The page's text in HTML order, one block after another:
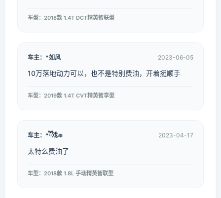
车型：2018款 1.4T DCT精英智联型
车主：*如风 2023-06-05
10万落地动力可以，也不是特别费油，开着挺顺手
车型：2019款 1.4T CVT精英智享型
车主：*ཽ戏ঞ 2023-04-17
太特么费油了
车型：2018款 1.8L 手动精英智联型